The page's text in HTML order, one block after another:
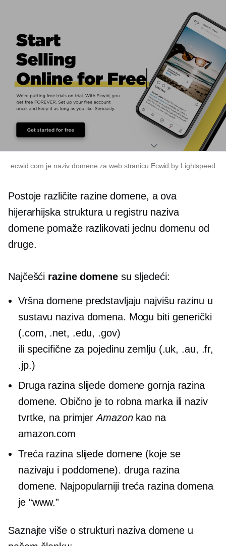
ecwid.com je naziv domene za web stranicu Ecwid by Lightspeed
Postoje različite razine domene, a ova
hijerarhijska struktura u registru naziva
domene pomaže razlikovati jednu domenu od
druge.
Najčešći razine domenesu sljedeći:
Vršnadomene predstavljaju najvišu razinu u
sustavu naziva domena. Mogu biti generički
(.com, .net, .edu, .gov)
ili specifične za pojedinu zemlju (.uk, .au, .fr,
.jp.)
Druga razinaslijede domenegornja razina
domene. Obično je to robna marka ili naziv
tvrtke, na primjerAmazonkao na
amazon.com
Treća razinaslijede domene (koje se
nazivaju i poddomene). druga razina
domene. Najpopularniji treća razinadomena
je “www.”
Saznajte više o strukturi naziva domene u